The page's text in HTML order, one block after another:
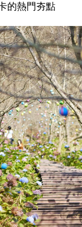
的熱門夯點